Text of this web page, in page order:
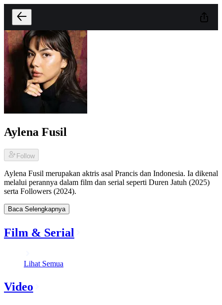
Aylena Fusil
Follow
Aylena Fusil merupakan aktris asal Prancis dan Indonesia. Ia dikenal
melalui perannya dalam film dan serial seperti Duren Jatuh (2025)
serta Followers (2024).
Baca Selengkapnya
Film & Serial
Lihat Semua
Video